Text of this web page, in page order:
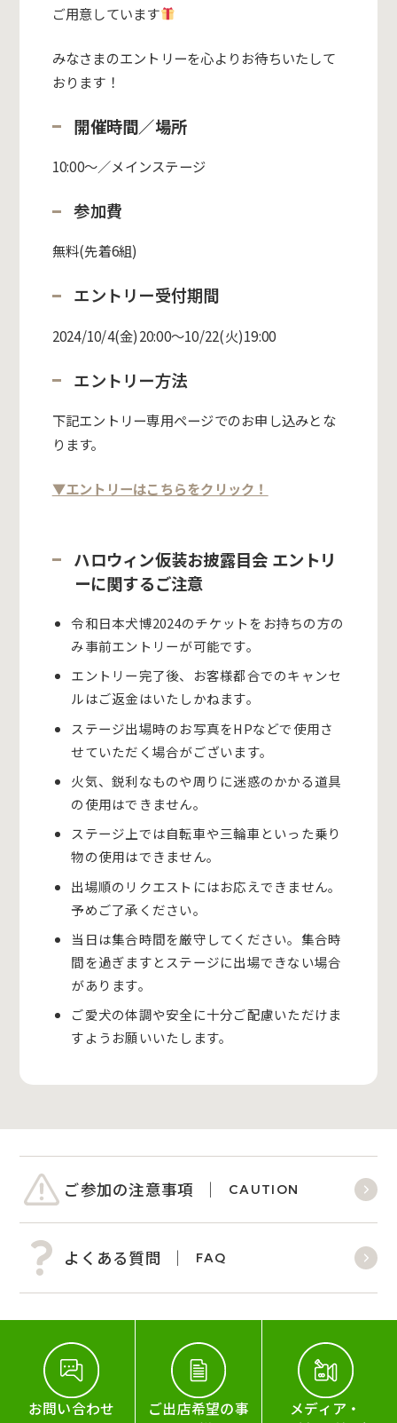
ご用意しています
みなさまのエントリーを心よりお待ちいたして
おります！
開催時間／場所
10:00～／メインステージ
参加費
無料(先着6組)
エントリー受付期間
2024/10/4(金)20:00〜10/22(火)19:00
エントリー方法
下記エントリー専用ページでのお申し込みとな
ります。
▼エントリーはこちらをクリック！
ハロウィン仮装お披露目会 エントリ
ーに関するご注意
令和日本犬博2024のチケットをお持ちの方の
み事前エントリーが可能です。
エントリー完了後、お客様都合でのキャンセ
ルはご返金はいたしかねます。
ステージ出場時のお写真をHPなどで使用さ
せていただく場合がございます。
火気、鋭利なものや周りに迷惑のかかる道具
の使用はできません。
ステージ上では自転車や三輪車といった乗り
物の使用はできません。
出場順のリクエストにはお応えできません。
予めご了承ください。
当日は集合時間を厳守してください。集合時
間を過ぎますとステージに出場できない場合
があります。
ご愛犬の体調や安全に十分ご配慮いただけま
すようお願いいたします。
ご参加の注意事項 CAUTION
よくある質問 FAQ
お問い合わせ
ご出店希望の事
メディア・